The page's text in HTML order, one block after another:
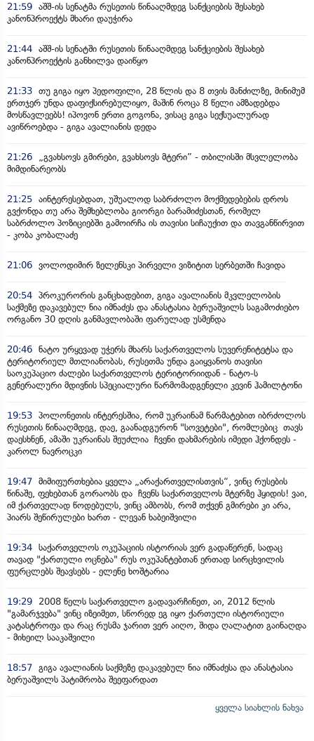
21:59 აშშ-ის სენატმა რუსეთის წინააღმდეგ სანქციების შესახებ
კანონპროექტს მხარი დაუჭირა
21:44 აშშ-ის სენატში რუსეთის წინააღმდეგ სანქციების შესახებ
კანონპროექტის განხილვა დაიწყო
21:33 თუ გიგა იყო პედოფილი, 28 წლის და 8 თვის მანძილზე, მინიმუმ
ერთჯერ უნდა დაფიქსირებულიყო, მაშინ როცა 8 წელი ამზადებდა
მოსწავლეებს! იპოვონ ერთი გოგონა, ვისაც გიგა სექსუალურად
ავიწროებდა - გიგა ავალიანის დედა
21:26
„გვახსოვს გმირები, გვახსოვს მტერი” - თბილისში მსვლელობა
მიმდინარეობს
21:25 აინტერესებდათ, უშუალოდ საბრძოლო მოქმედებების დროს
გვქონდა თუ არა შემხებლობა გიორგი ბარამიძესთან, რომელ
საბრძოლო პოზიციებში გამოირჩა ის თავისი სიჩაუქით და თავგანწირვით
- კობა კობალაძე
21:06 ვოლოდიმირ ზელენსკი პირველი ვიზიტით სერბეთში ჩავიდა
20:54 პროკურორის განცხადებით, გიგა ავალიანის მკვლელობის
საქმეზე დაკავებულ ნია იმნაძეს და ანასტასია ბერუაშვილს საგამოძიებო
ორგანო 30 დღის განმავლობაში ფარულად უსმენდა
20:46 ნატო ურყევად უჭერს მხარს საქართველოს სუვერენიტეტსა და
ტერიტორიულ მთლიანობას, რუსეთმა უნდა გაიყვანოს თავისი
საოკუპაციო ძალები საქართველოს ტერიტორიიდან - ნატო-ს
გენერალური მდივნის სპეციალური წარმომადგენელი კევინ ჰამილტონი
19:53 პოლონეთის ინტერესშია, რომ უკრაინამ წარმატებით იბრძოლოს
რუსეთის წინააღმდეგ, დაე, გაანადგურონ "სოვეტები", რომლებიც თავს
დაესხნენ, ამაში უკრაინას შეუძლია ჩვენი დახმარების იმედი ჰქონდეს -
კაროლ ნავროცკი
19:47 მიმიფურთხებია ყველა „არაქართველისთვის“, ვინც რუსების
წინაშე, ფეხებთან გორაობს და ჩვენს საქართველოს მტერზე ჰყიდის! ვაი,
იმ ქართველად წოდებულს, ვინც ამბობს, რომ თქვენ გმირები კი არა,
პიარს შეწირულები ხართ - ლევან ხაბეიშვილი
19:34 საქართველოს ოკუპაციის ისტორიას ვერ გადაწერენ, სადაც
თავად "ქართული ოცნება" რუს ოკუპანტებთან ერთად სირცხვილის
ფურცლებს შეავსებს - ელენე ხოშტარია
19:29
2008 წელს საქართველო გადავარჩინეთ, აი, 2012 წლის
"გამარჯვება" ვინც იზეიმეთ, სწორედ ეგ იყო ქართული ისტორიული
კატასტროფა და რაც რუსმა ჯარით ვერ აიღო, შიდა ღალატით გაინაღდა
- მიხეილ სააკაშვილი
18:57 გიგა ავალიანის საქმეზე დაკავებულ ნია იმნაძესა და ანასტასია
ბერუაშვილს პატიმრობა შეეფარდათ
ყველა სიახლის ნახვა